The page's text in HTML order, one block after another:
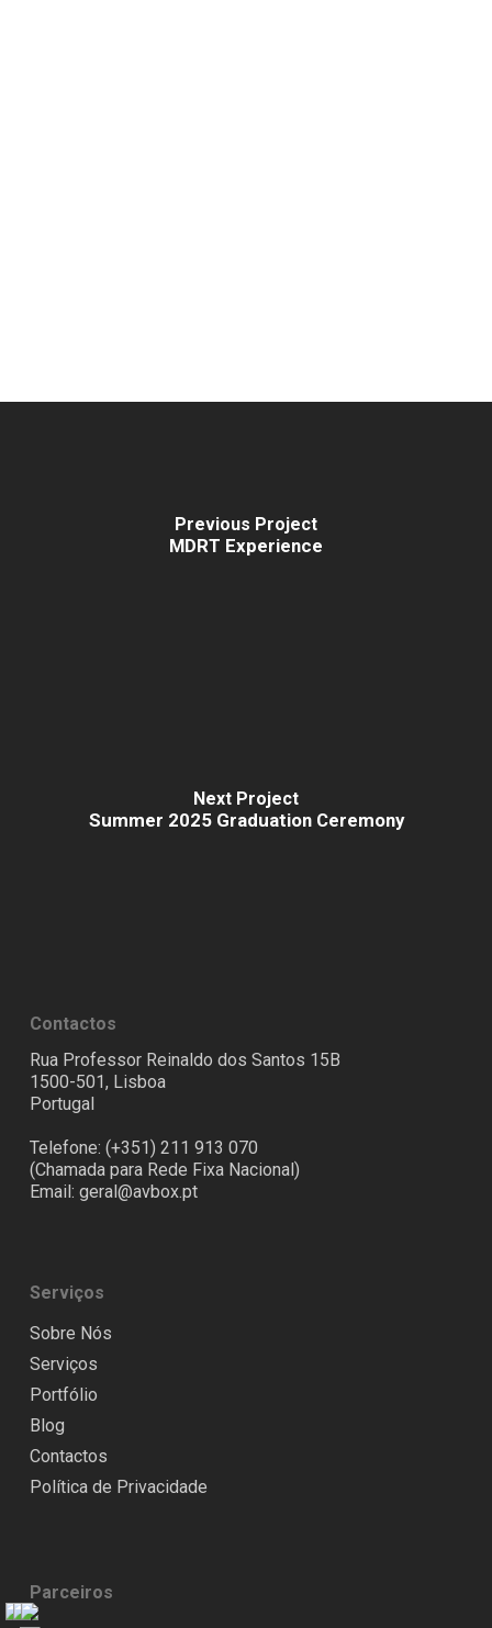
Previous Project
MDRT Experience
Next Project
Summer 2025 Graduation Ceremony
Contactos
Rua Professor Reinaldo dos Santos 15B
1500-501, Lisboa
Portugal
Telefone: (+351) 211 913 070
(Chamada para Rede Fixa Nacional)
Email: geral@avbox.pt
Serviços
Sobre Nós
Serviços
Portfólio
Blog
Contactos
Política de Privacidade
Parceiros